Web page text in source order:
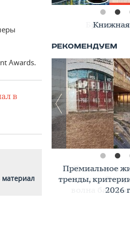
Awards.
в
материал
Премиальное
тренды,
2026